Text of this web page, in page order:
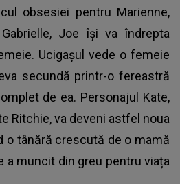
obsesiei pentru Marienne,
Joe își va îndrepta
Ucigașul vede o femeie
secundă printr-o fereastră
de ea. Personajul Kate,
Ritchie, va deveni astfel noua
o tânără crescută de o mamă
a muncit din greu pentru viața